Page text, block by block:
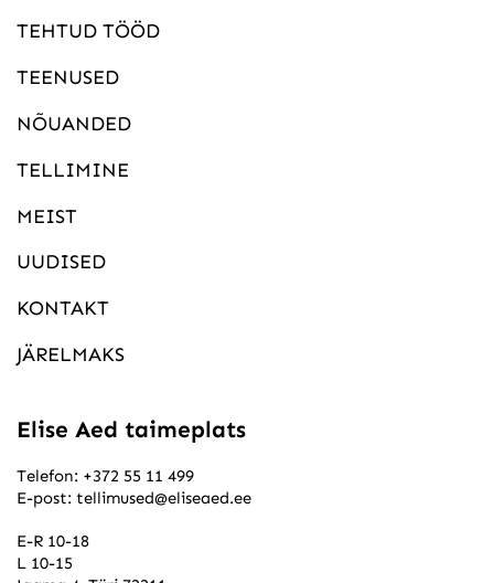
TEHTUD TÖÖD
TEENUSED
NÕUANDED
TELLIMINE
MEIST
UUDISED
KONTAKT
JÄRELMAKS
Elise Aed taimeplats
Telefon: +372 55 11 499
E-post: tellimused@eliseaed.ee
E-R 10-18
L 10-15